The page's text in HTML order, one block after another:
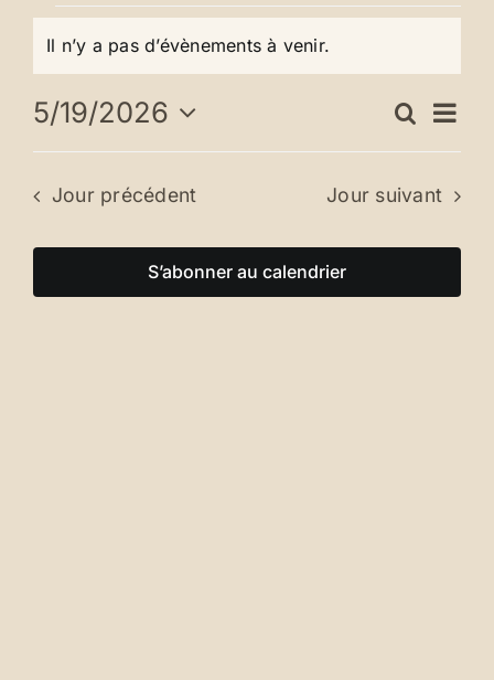
Évènements
for
mai
19,
2026
Notice
Il n’y a pas d’évènements à venir.
et
de
de
Jour
5/19/2026
Sélectionnez
date.
Jour précédent Jour suivant
S’abonner au calendrier